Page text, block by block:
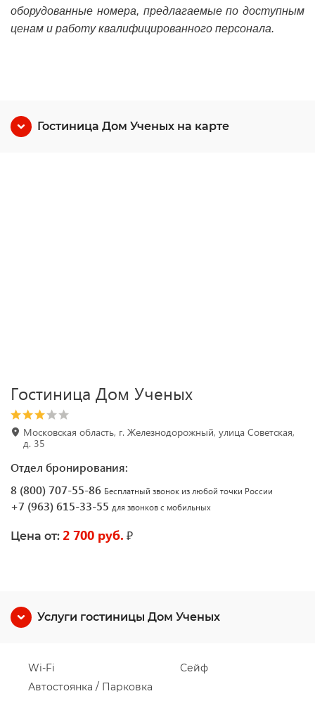
оборудованные номера, предлагаемые по доступным
ценам и работу квалифицированного персонала.
Гостиница Дом Ученых на карте
Гостиница Дом Ученых
Московская область, г. Железнодорожный, улица Советская,
д. 35
Отдел бронирования:
8 (800) 707-55-86 Бесплатный звонок из любой точки России
+7 (963) 615-33-55 для звонков с мобильных
Цена от: 2 700 руб. ₽
Услуги гостиницы Дом Ученых
Wi-Fi
Автостоянка / Парковка
Сейф